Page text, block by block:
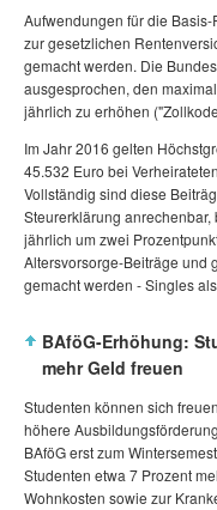
Aufwendungen für die
zur gesetzlichen
gemacht werden. Die
ausgesprochen, den
jährlich zu erhöhen
Im Jahr 2016 gelten
45.532 Euro bei
Vollständig sind diese
Steurerklärung
jährlich um zwei
Altersvorsorge-Beiträge und
gemacht werden - Singles
BAföG-Erhöhung:
mehr Geld freuen
Studenten können sich
höhere
BAföG erst zum
Studenten etwa 7 Prozent
Wohnkosten sowie zur